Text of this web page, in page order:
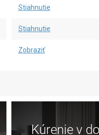
Stiahnutie
Stiahnutie
Zobraziť
Kúrenie v